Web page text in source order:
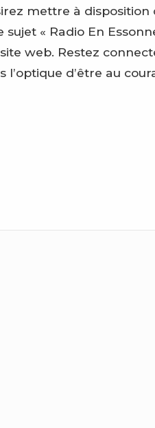
mettre à disposition
« Radio En
web. Restez
d’être au